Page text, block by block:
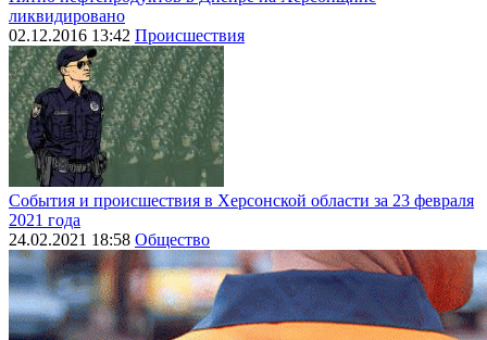
ликвидировано
02.12.2016 13:42 Происшествия
События и происшествия в Херсонской области за 23 февраля
2021 года
24.02.2021 18:58 Общество